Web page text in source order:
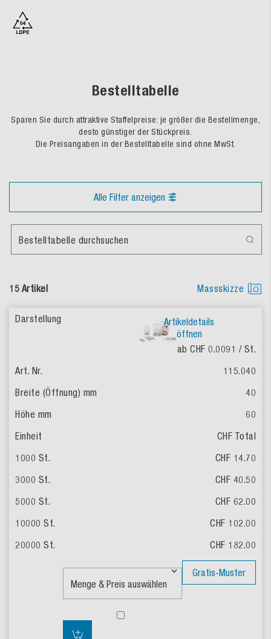
Bestelltabelle
Sparen Sie durch attraktive Staffelpreise: je größer die Bestellmenge,
desto günstiger der Stückpreis.
Die Preisangaben in der Bestelltabelle sind ohne MwSt.
Alle Filter anzeigen
15 Artikel Massskizze
Bestelltabelle durchsuchen
Artikeldetails
öffnen
ab CHF 0.0091 / St.
115.040
40
60
CHF Total
CHF 14.70
CHF 40.50
CHF 62.00
CHF 102.00
CHF 182.00
Gratis-Muster